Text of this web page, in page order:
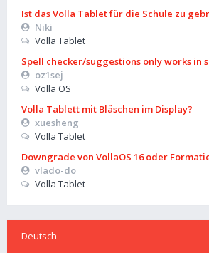
Ist das Volla Tablet für die Schule zu
Niki
Volla Tablet
Spell checker/suggestions only works in
oz1sej
Volla OS
Volla Tablett mit Bläschen im Display?
xuesheng
Volla Tablet
Downgrade von VollaOS 16 oder
vlado-do
Volla Tablet
Deutsch